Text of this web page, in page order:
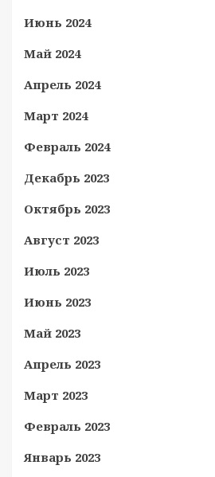
Июнь 2024
Май 2024
Апрель 2024
Март 2024
Февраль 2024
Декабрь 2023
Октябрь 2023
Август 2023
Июль 2023
Июнь 2023
Май 2023
Апрель 2023
Март 2023
Февраль 2023
Январь 2023